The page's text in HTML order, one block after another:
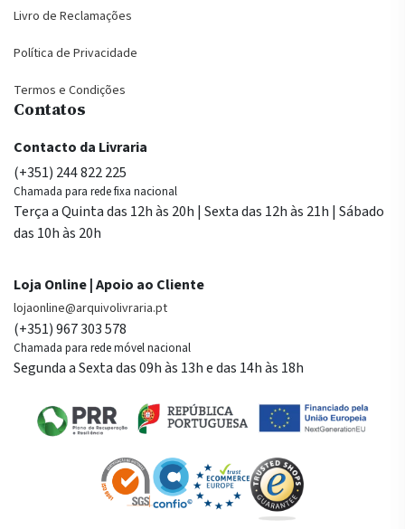
Livro de Reclamações
Política de Privacidade
Termos e Condições
Contatos
Contacto da Livraria
(+351) 244 822 225
Chamada para rede fixa nacional
Terça a Quinta das 12h às 20h | Sexta das 12h às 21h | Sábado
das 10h às 20h
Loja Online | Apoio ao Cliente
lojaonline@arquivolivraria.pt
(+351) 967 303 578
Chamada para rede móvel nacional
Segunda a Sexta das 09h às 13h e das 14h às 18h